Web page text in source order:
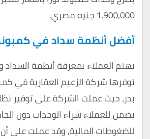
1,900,000 جنيه مصري.
أفضل أنظمة سداد في
يهتم العملاء بمعرفة أنظمة السداد
توفرها شركة الزعيم العقارية في
بدر، حيث عملت الشركة على توفير
يضمن للعملاء شراء الوحدات دون
للضغوطات المالية، وقد عملت على